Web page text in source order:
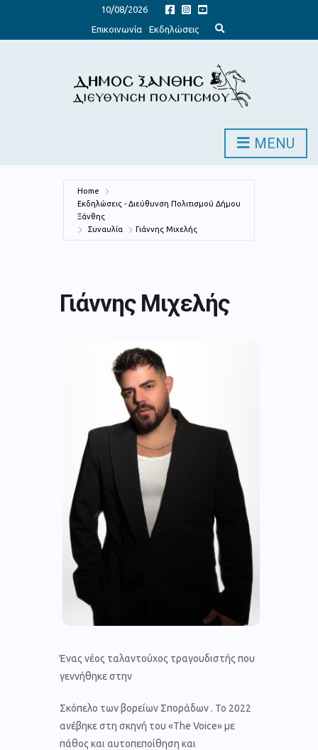
10/08/2026
Επικοινωνία
Εκδηλώσεις
x
d
s
e
c
o
MENU
Home
Εκδηλώσεις - Διεύθυνση Πολιτισμού Δήμου
Ξάνθης
Συναυλία
Γιάννης Μιχελής
Γιάννης Μιχελής
Ένας νέος ταλαντούχος τραγουδιστής που
γεννήθηκε στην
Σκόπελο των βορείων Σποράδων . Το 2022
ανέβηκε στη σκηνή του «The Voice» με
πάθος και αυτοπεποίθηση και